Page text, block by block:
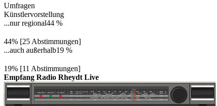
Umfragen
Künstlervorstellung
...nur regional44 %
44% [25 Abstimmungen]
...auch außerhalb19 %
19% [11 Abstimmungen]
Empfang Radio Rheydt Live